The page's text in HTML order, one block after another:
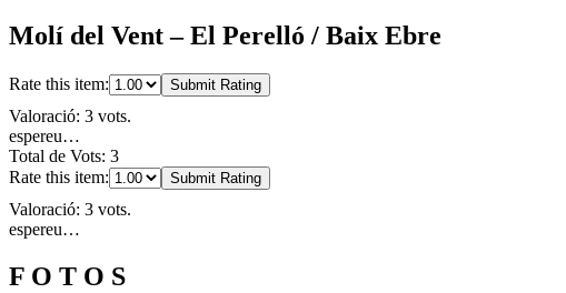
Molí del Vent – El Perelló / Baix Ebre
Rate this item: Submit Rating
Valoració: 3 vots.
espereu…
Total de Vots: 3
Rate this item:
Submit Rating
Valoració: 3 vots.
espereu…
F O T O S